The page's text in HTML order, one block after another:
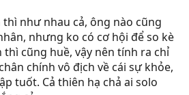
thì như nhau cả, ông nào cũng
nhưng ko có cơ hội để so kè
thì cũng huề, vậy nên tính ra chỉ
chính vô địch về cái sự khỏe,
tuốt. Cả thiên hạ chả ai solo